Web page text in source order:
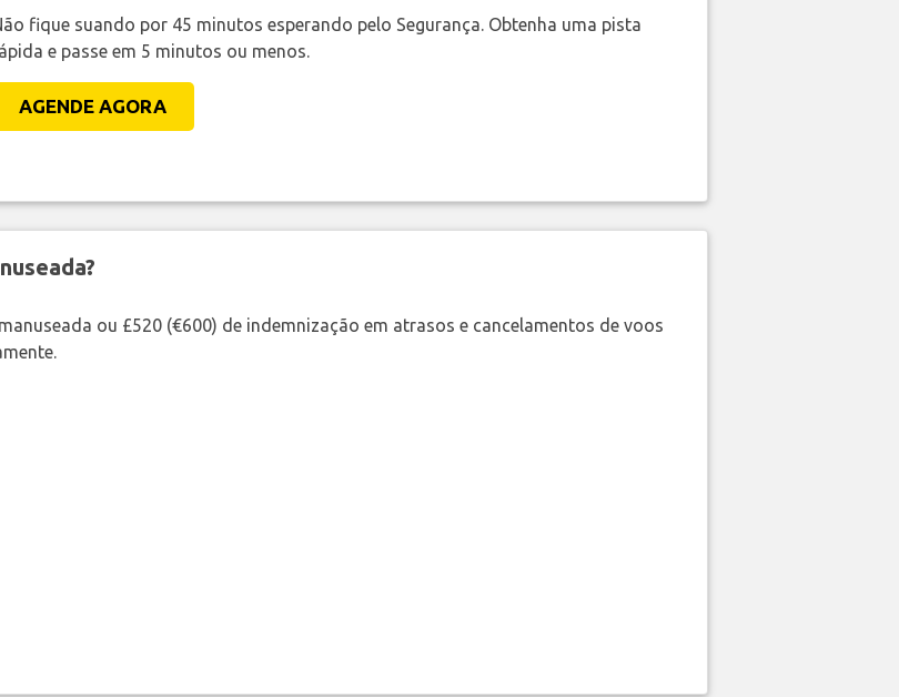
fique suando por 45 minutos esperando pelo Segurança. Obtenha uma pista
e passe em 5 minutos ou menos.
AGENDE AGORA
ou £520 (€600) de indemnização em atrasos e cancelamentos de voos